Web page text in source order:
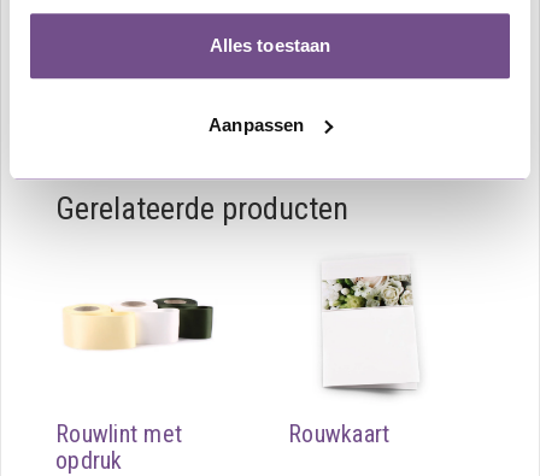
Alles toestaan
Aanpassen
mogelijk om dezelfde dag het rouwboeket bij het
uitvaartcentrum, bejaardenhuis, kerk of huisadres te
leveren. Het boeket wordt gemaakt door een bloemist
Gerelateerde producten
Rouwlint met
opdruk
Rouwkaart